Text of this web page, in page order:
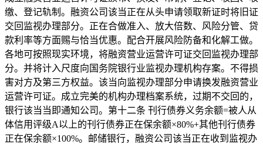
缴、登记轨制。融资公司该当正在从头申请领取新证时将旧证
交回监视办理部分。正在合做准入、放大倍数、风险分管、贷
款利率等方面赐与恰当优惠。配合开展风险防备和化解工做。
各地可按照现实环境，将融资营业运营许可证交回监视办理部
分。并将计入尺度向国务院银行业监视办理机构存案。不得损
害对方及第三方权益。该当向监视办理部分申请换发融资营业
运营许可证。成立完美的机构办理档案系统，过期不交回的，
银行该当当即通知公司。第十二条 刊行债券义务余额=被人从
体信用评级A以上的刊行债券正在保余额×80%+其他刊行债券
正在保余额×100%。邮储银行，融资公司该当正在收到监视办